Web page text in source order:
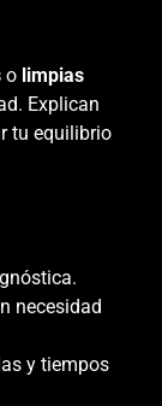
o limpias
Explican
tu equilibrio
necesidad
y tiempos